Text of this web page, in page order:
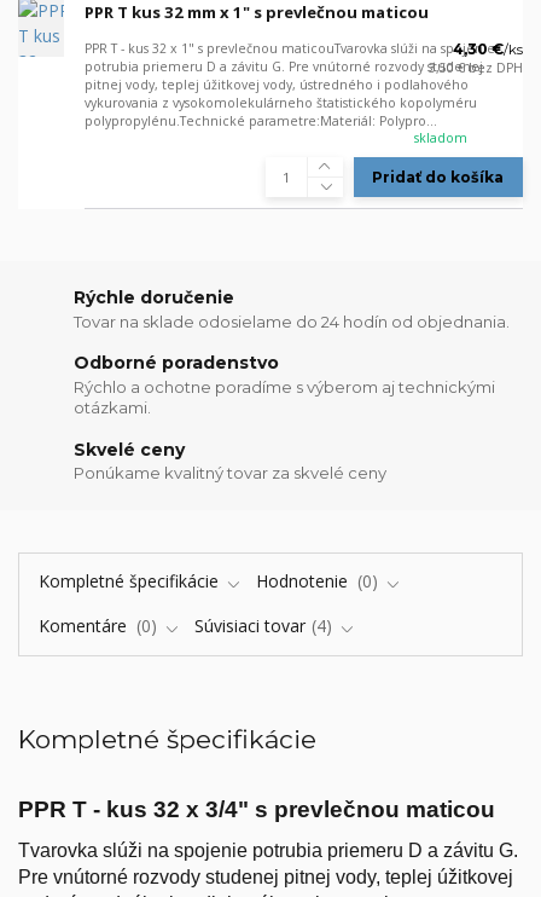
PPR T kus 32 mm x 1" s prevlečnou maticou
PPR T - kus 32 x 1" s prevlečnou maticouTvarovka slúži na spojenie
potrubia priemeru D a závitu G. Pre vnútorné rozvody studenej
pitnej vody, teplej úžitkovej vody, ústredného i podlahového
vykurovania z vysokomolekulárneho štatistického kopolyméru
polypropylénu.Technické parametre:Materiál: Polypro...
4,30 €/ks
3,50 €bez DPH
skladom
Pridať do košíka
Rýchle doručenie
Tovar na sklade odosielame do 24 hodín od objednania.
Odborné poradenstvo
Rýchlo a ochotne poradíme s výberom aj technickými
otázkami.
Skvelé ceny
Ponúkame kvalitný tovar za skvelé ceny
Kompletné špecifikácie Hodnotenie
0
Komentáre
0 Súvisiaci tovar 4
Kompletné špecifikácie
PPR T - kus 32 x 3/4" s prevlečnou maticou
Tvarovka slúži na spojenie potrubia priemeru D a závitu G.
Pre vnútorné rozvody studenej pitnej vody, teplej úžitkovej